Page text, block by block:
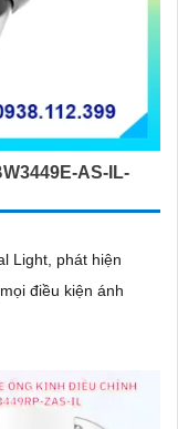
AS-IL-
Light, phát hiện
điều kiện ánh